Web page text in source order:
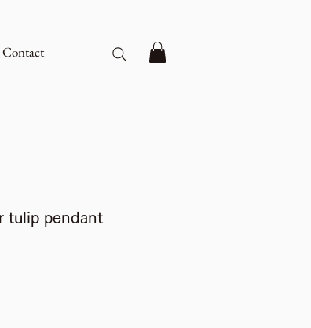
Contact
tulip pendant